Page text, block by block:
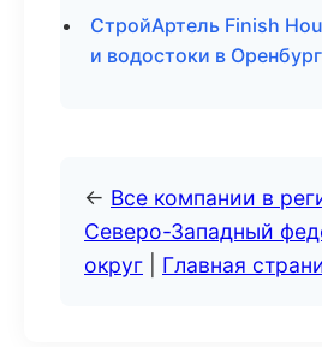
СтройАртель Finish
и водостоки в Оренбург
← Все компании в
Северо-Западный
округ
Главная